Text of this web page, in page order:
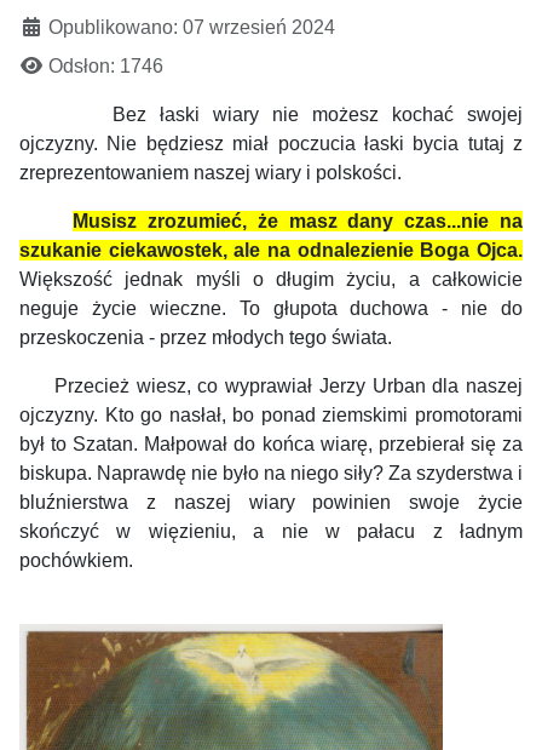
Opublikowano: 07 wrzesień 2024
Odsłon: 1746
Bez łaski wiary nie możesz kochać swojej
ojczyzny. Nie będziesz miał poczucia łaski bycia tutaj z
zreprezentowaniem naszej wiary i polskości.
Musisz zrozumieć, że masz dany czas...nie na
szukanie ciekawostek, ale na odnalezienie Boga Ojca.
Większość jednak myśli o długim życiu, a całkowicie
neguje życie wieczne. To głupota duchowa - nie do
przeskoczenia - przez młodych tego świata.
Przecież wiesz, co wyprawiał Jerzy Urban dla naszej
ojczyzny. Kto go nasłał, bo ponad ziemskimi promotorami
był to Szatan. Małpował do końca wiarę, przebierał się za
biskupa. Naprawdę nie było na niego siły? Za szyderstwa i
bluźnierstwa z naszej wiary powinien swoje życie
skończyć w więzieniu, a nie w pałacu z ładnym
pochówkiem.